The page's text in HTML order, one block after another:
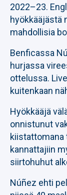
2022–23.
hyökkääjästä
mahdollisia
Benficassa
hurjassa
ottelussa.
kuitenkaan
Hyökkääjä
onnistunut
kiistattomana
kannattajiin
siirtohuhut
Núñez ehti